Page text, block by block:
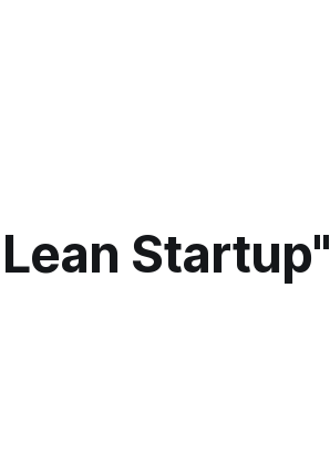
Startup"